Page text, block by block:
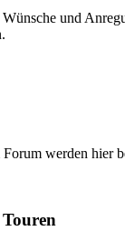
und
werden hier